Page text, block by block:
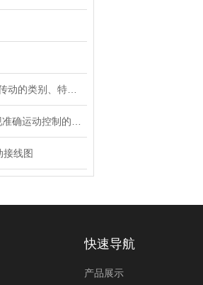
接线图
快速导航
产品展示